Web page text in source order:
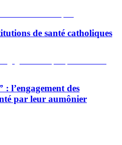
de santé catholiques
: l’engagement des
par leur aumônier